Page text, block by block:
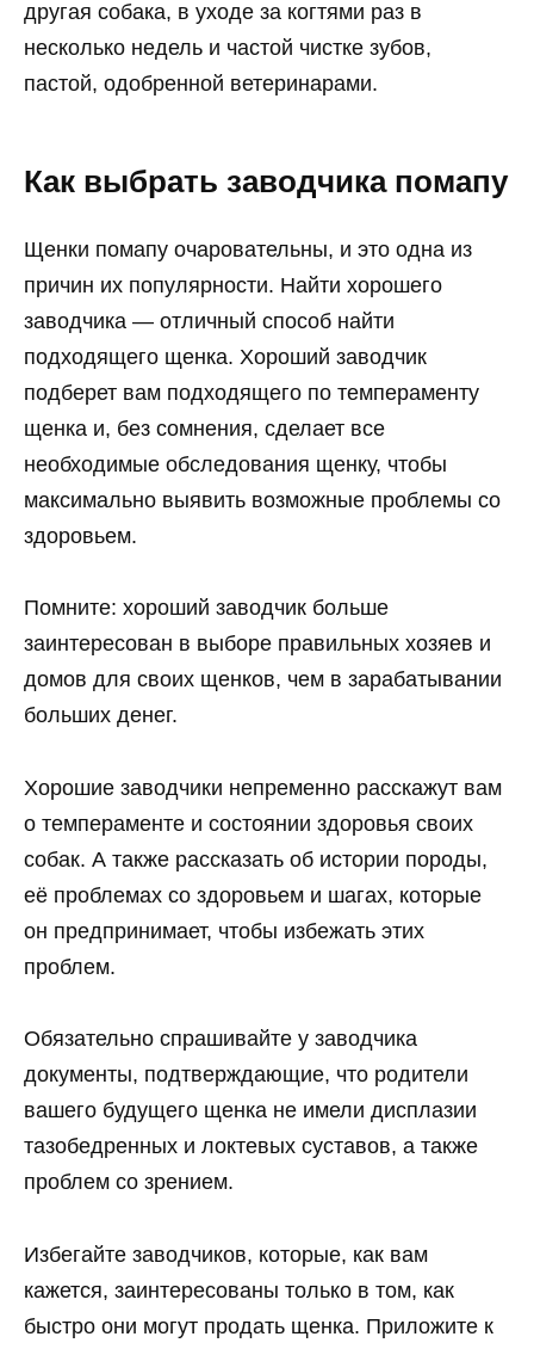
другая собака, в уходе за когтями раз в
несколько недель и частой чистке зубов,
пастой, одобренной ветеринарами.
Как выбрать заводчика помапу
Щенки помапу очаровательны, и это одна из
причин их популярности. Найти хорошего
заводчика — отличный способ найти
подходящего щенка. Хороший заводчик
подберет вам подходящего по темпераменту
щенка и, без сомнения, сделает все
необходимые обследования щенку, чтобы
максимально выявить возможные проблемы со
здоровьем.
Помните: хороший заводчик больше
заинтересован в выборе правильных хозяев и
домов для своих щенков, чем в зарабатывании
больших денег.
Хорошие заводчики непременно расскажут вам
о темпераменте и состоянии здоровья своих
собак. А также рассказать об истории породы,
её проблемах со здоровьем и шагах, которые
он предпринимает, чтобы избежать этих
проблем.
Обязательно спрашивайте у заводчика
документы, подтверждающие, что родители
вашего будущего щенка не имели дисплазии
тазобедренных и локтевых суставов, а также
проблем со зрением.
Избегайте заводчиков, которые, как вам
кажется, заинтересованы только в том, как
быстро они могут продать щенка. Приложите к